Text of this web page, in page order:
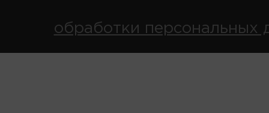
обработки персональных